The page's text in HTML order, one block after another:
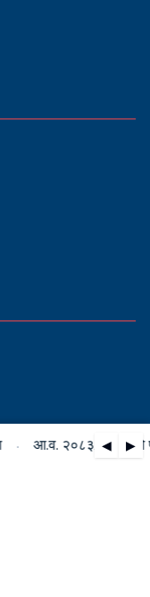
◀ ▶
आ.व. २०८३/०८४ को